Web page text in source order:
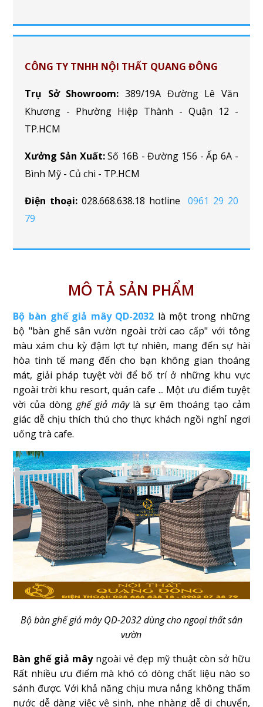
CÔNG TY TNHH NỘI THẤT QUANG ĐÔNG
Trụ Sở Showroom: 389/19A Đường Lê Văn
Khương - Phường Hiệp Thành - Quận 12 -
TP.HCM
Xưởng Sản Xuất:Số 16B - Đường 156 - Ấp 6A -
Bình Mỹ - Củ chi - TP.HCM
Điện thoại: 028.668.638.18 hotline0961 29 20
79
MÔ TẢ SẢN PHẨM
Bộ bàn ghế giả mây QD-2032 là một trong những
bộ "bàn ghế sân vườn ngoài trời cao cấp" với tông
màu xám chu kỳ đậm lợt tự nhiên, mang đến sự hài
hòa tinh tế mang đến cho bạn không gian thoáng
mát, giải pháp tuyệt vời để bố trí ở những khu vực
ngoài trời khu resort, quán cafe ... Một ưu điểm tuyệt
vời của dòng ghế giả mây là sự êm thoáng tạo cảm
giác dễ chịu thích thú cho thực khách ngồi nghỉ ngơi
uống trà cafe.
Bộ bàn ghế giả mây QD-2032 dùng cho ngoại thất sân
vườn
Bàn ghế giả mâyngoài vẻ đẹp mỹ thuật còn sở hữu
Rất nhiều ưu điểm mà khó có dòng chất liệu nào so
sánh được. Với khả năng chịu mưa nắng không thấm
nước dễ dàng việc vệ sinh, nhẹ nhàng dễ di chuyển,